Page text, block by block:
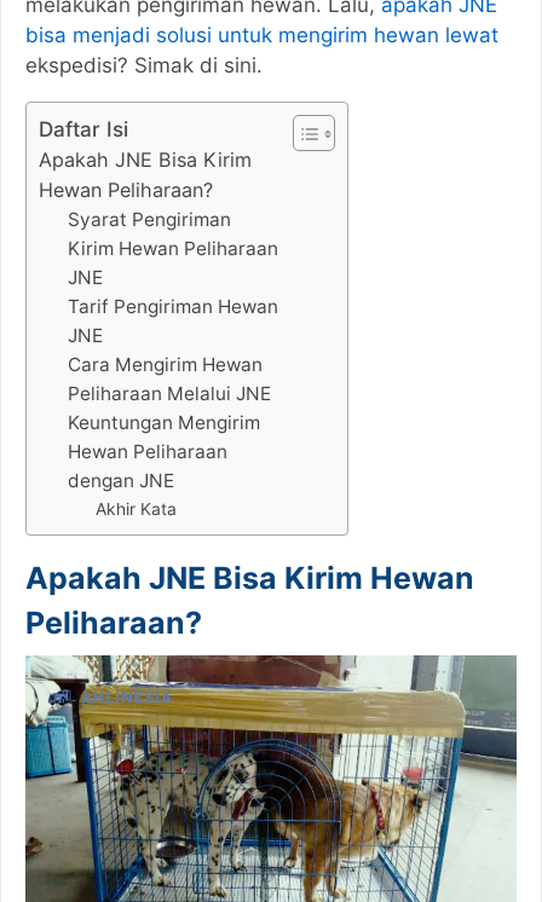
bisa menjadi solusi untuk mengirim hewan lewat
ekspedisi? Simak di sini.
Daftar Isi
Apakah JNE Bisa Kirim
Hewan Peliharaan?
Syarat Pengiriman
Kirim Hewan Peliharaan
JNE
Tarif Pengiriman Hewan
JNE
Cara Mengirim Hewan
Peliharaan Melalui JNE
Keuntungan Mengirim
Hewan Peliharaan
dengan JNE
Akhir Kata
Apakah JNE Bisa Kirim Hewan
Peliharaan?